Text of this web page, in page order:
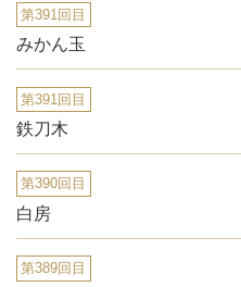
第391回目
みかん玉
第391回目
鉄刀木
第390回目
白房
第389回目